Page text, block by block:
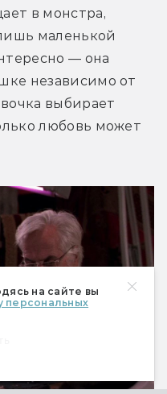
на сайте вы
персональных
в монстра,
маленькой
— она
независимо от
выбирает
любовь может